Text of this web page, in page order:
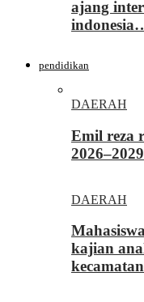
ajang
pendidikan
DAERAH
Emil reza
2026–2029
DAERAH
kajian